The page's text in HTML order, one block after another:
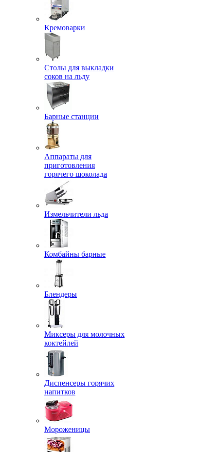
Кремоварки
Столы для выкладки
соков на льду
Барные станции
Аппараты для
приготовления
горячего шоколада
Измельчители льда
Комбайны барные
Блендеры
Миксеры для молочных
коктейлей
Диспенсеры горячих
напитков
Мороженицы